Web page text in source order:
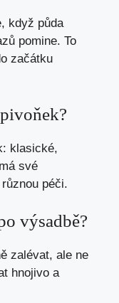
když půda
pomine. To
začátku
klasické,
své
péči.
výsadbě?
zalévat, ale ne
hnojivo a